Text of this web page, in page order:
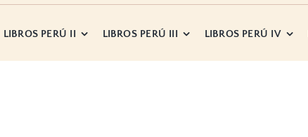
LIBROS PERÚ II LIBROS PERÚ III LIBROS PERÚ IV